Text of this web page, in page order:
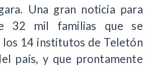
Una gran noticia para
32 mil familias que se
los 14 institutos de Teletón
país, y que prontamente